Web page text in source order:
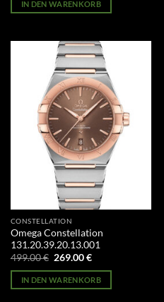
499.00 €269.00 €.
IN DEN WARENKORB
CONSTELLATION
Omega Constellation
131.20.39.20.13.001
499.00€ Ursprünglicher
war:
499.00 €
269.00€Aktueller
ist:
269.00 €.
IN DEN WARENKORB